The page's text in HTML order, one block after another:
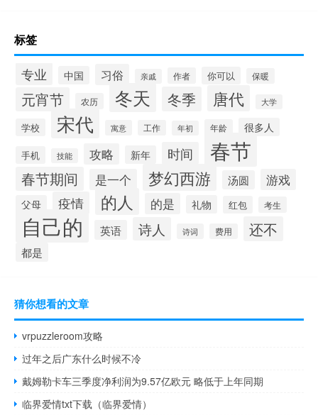
标签
专业 中国 习俗 亲戚 作者 你可以 保暖
元宵节 农历 冬天 冬季 唐代 大学
学校 宋代 寓意 工作 年初 年龄 很多人
手机 技能 攻略 新年 时间 春节
春节期间 是一个 梦幻西游 汤圆 游戏
父母 疫情 的人 的是 礼物 红包 考生
自己的 英语 诗人 诗词 费用 还不
都是
猜你想看的文章
vrpuzzleroom攻略
过年之后广东什么时候不冷
戴姆勒卡车三季度净利润为9.57亿欧元 略低于上年同期
临界爱情txt下载（临界爱情）